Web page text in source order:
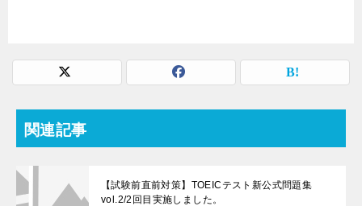
関連記事
【試験前直前対策】TOEICテスト新公式問題集
vol.2/2回目実施しました。